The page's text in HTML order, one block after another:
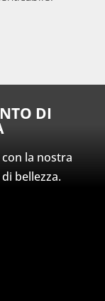
DI
la nostra
bellezza.